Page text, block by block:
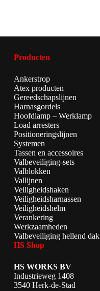
Producten
Ankerstrop
Atex producten
Gereedschapslijnen
Harnasgordels
Hoofdlamp – Werklamp
Load arresters
Positioneringslijnen
Systemen
Tassen en accessoires
Valbeveiliging-sets
Valblokken
Vallijnen
Veiligheidshaken
Veiligheidsharnassen
Veiligheidshelm
Verankering
Werkzaamheden
Valbeveiliging hellend dak
HS Shop
HS WORKS BV
Industrieweg 1408
3540 Herk-de-Stad